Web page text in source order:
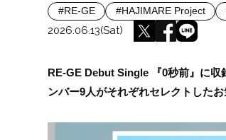
#RE-GE #HAJIMARE Project
2026.06.13(Sat)
RE-GE Debut Single 『0秒前』に収
ンバー9人がそれぞれセレクトした